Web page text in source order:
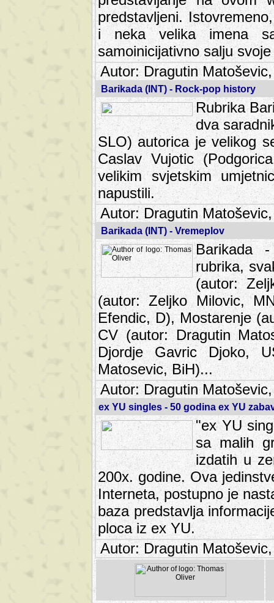
predstavljeni.
i neka velika imena
samoinicijativno salju
Autor: Dragutin
Barikada (INT) - Rock-pop history
Rubrika
dva
SLO) autorica je velikog
Caslav Vujotic
velikim svjetskim
napustili.
Autor: Dragutin
Barikada (INT) - Vremeplov
Barikada
rubrika,
(autor:
(autor: Zeljko Milovic,
Efendic, D), Mostarenje
CV (autor: Dragutin
Djordje Gavric Djoko,
Matosevic, BiH)...
Autor: Dragutin
ex YU singles - 50 godina ex YU
"ex YU
sa malih
izdatih u
200x. godine. Ova
Interneta, postupno je
baza predstavlja
ploca iz ex YU.
Autor: Dragutin